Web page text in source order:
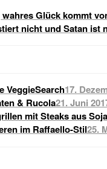
Glück kommt
nicht und Satan ist
VeggieSearch17.
& Rucola21. Juni
mit Steaks aus Soja
im Raffaello-Stil25.